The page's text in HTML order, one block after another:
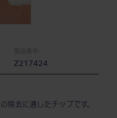
製品番号:
Z217424
除去に適したチップです。